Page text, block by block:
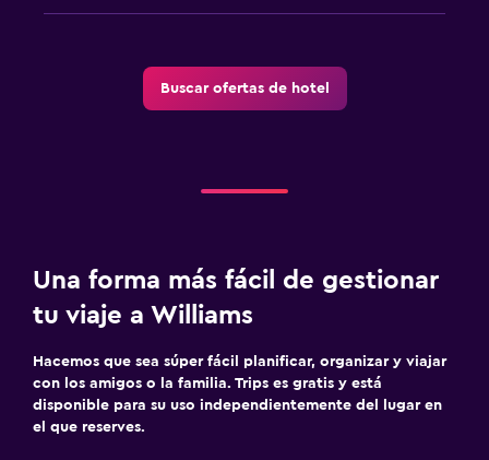
Buscar ofertas de hotel
Una forma más fácil de gestionar
tu viaje a Williams
Hacemos que sea súper fácil planificar, organizar y viajar
con los amigos o la familia. Trips es gratis y está
disponible para su uso independientemente del lugar en
el que reserves.